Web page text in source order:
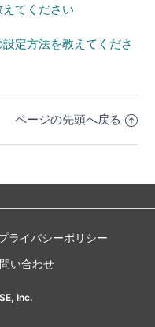
てください
定方法を教えてくださ
ページの先頭へ戻る
ライバシーポリシー
い合わせ
Inc.